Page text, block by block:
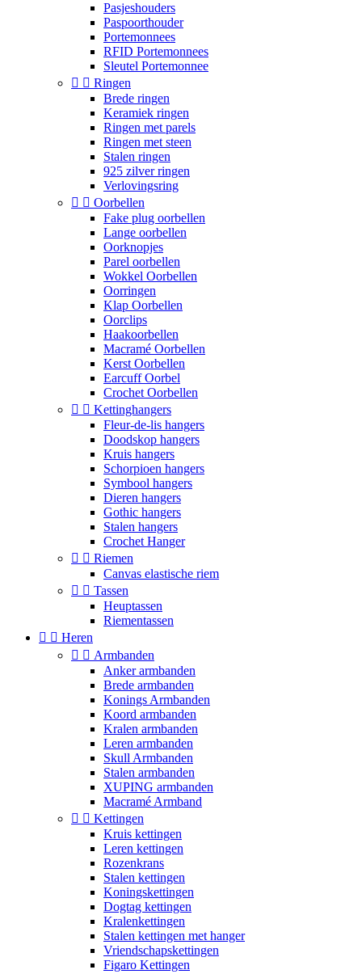
Pasjeshouders
Paspoorthouder
Portemonnees
RFID Portemonnees
Sleutel Portemonnee
  Ringen
Brede ringen
Keramiek ringen
Ringen met parels
Ringen met steen
Stalen ringen
925 zilver ringen
Verlovingsring
  Oorbellen
Fake plug oorbellen
Lange oorbellen
Oorknopjes
Parel oorbellen
Wokkel Oorbellen
Oorringen
Klap Oorbellen
Oorclips
Haakoorbellen
Macramé Oorbellen
Kerst Oorbellen
Earcuff Oorbel
Crochet Oorbellen
  Kettinghangers
Fleur-de-lis hangers
Doodskop hangers
Kruis hangers
Schorpioen hangers
Symbool hangers
Dieren hangers
Gothic hangers
Stalen hangers
Crochet Hanger
  Riemen
Canvas elastische riem
  Tassen
Heuptassen
Riementassen
  Heren
  Armbanden
Anker armbanden
Brede armbanden
Konings Armbanden
Koord armbanden
Kralen armbanden
Leren armbanden
Skull Armbanden
Stalen armbanden
XUPING armbanden
Macramé Armband
  Kettingen
Kruis kettingen
Leren kettingen
Rozenkrans
Stalen kettingen
Koningskettingen
Dogtag kettingen
Kralenkettingen
Stalen kettingen met hanger
Vriendschapskettingen
Figaro Kettingen